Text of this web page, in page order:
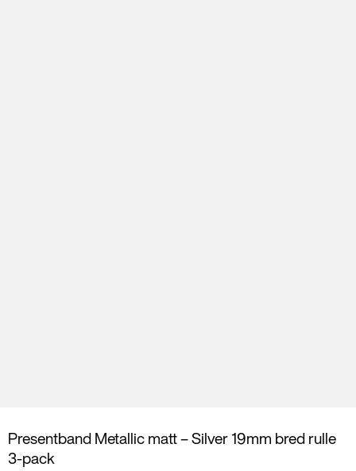
Presentband Metallic matt – Silver 19mm bred rulle
3-pack